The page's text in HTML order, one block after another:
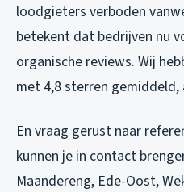
loodgieters verboden
betekent dat bedrijven nu
organische reviews. Wij
met 4,8 sterren gemiddeld,
En vraag gerust naar
kunnen je in contact
Maandereng, Ede-Oost,